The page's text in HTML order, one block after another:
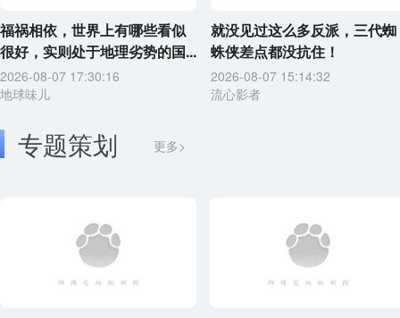
福祸相依，世界上有哪些看似
很好，实则处于地理劣势的国...
2026-08-07 17:30:16
地球味儿
就没见过这么多反派，三代蜘
蛛侠差点都没抗住！
2026-08-07 15:14:32
流心影者
专题策划 更多>